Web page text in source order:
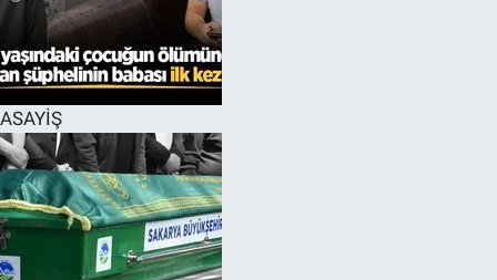
ASAYİŞ
EĞİTİM
ÖZEL HABER
HALK54 PANORAMA